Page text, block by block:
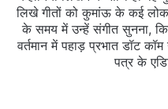
लिखे गीतों को कुमांऊ के कई
के समय में उन्हें संगीत सुनना,
वर्तमान में पहाड़ प्रभात डॉट
पत्र के